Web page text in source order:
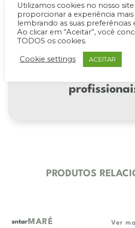
ARQUITETOS E
DESIGNERS
recursos
exclusivos
PRODUTOS
Mesa de jantar CASCAIS
Utilizamos cookies no nosso
proporcionar a experiência
lembrando as suas preferências
Ao clicar em “Aceitar”, você
TODOS os cookies.
Cookie settings ACEITAR